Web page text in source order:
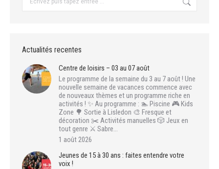
Actualités recentes
Centre de loisirs – 03 au 07 août
Le programme de la semaine du 3 au 7 août ! Une
nouvelle semaine de vacances commence avec
de nouveaux thèmes et un programme riche en
activités ! ✨ Au programme : 🏊 Piscine 🎮 Kids
Zone 🌳 Sortie à Lisledon 🎨 Fresque et
décoration ✂️ Activités manuelles 🎲 Jeux en
tout genre ⚔️ Sabre…
1 août 2026
Jeunes de 15 à 30 ans : faites entendre votre
voix !